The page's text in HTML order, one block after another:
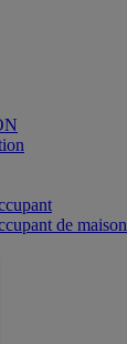
de maison